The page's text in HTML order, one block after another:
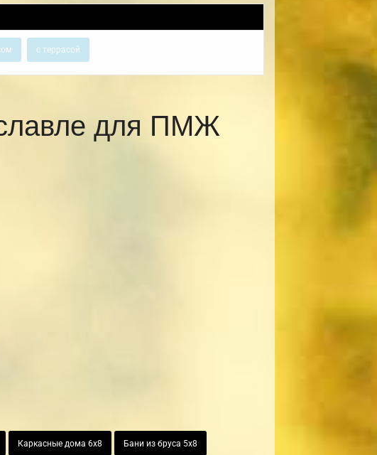
с террасой
для ПМЖ
Каркасные дома 6х8 Бани из бруса 5х8